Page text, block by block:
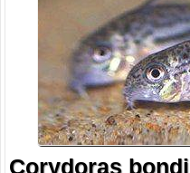
Corydoras bondi